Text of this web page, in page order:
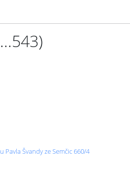
543)
Švandy ze Semčic 660/4